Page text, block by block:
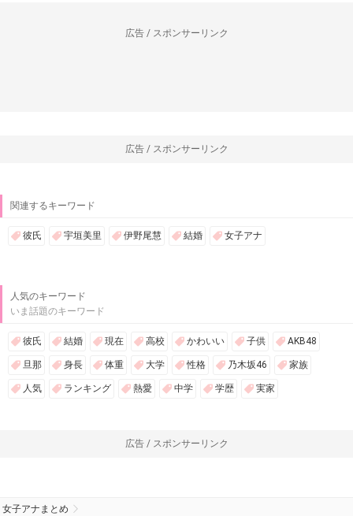
広告 / スポンサーリンク
広告 / スポンサーリンク
関連するキーワード
彼氏 宇垣美里 伊野尾慧 結婚 女子アナ
人気のキーワード
いま話題のキーワード
彼氏 結婚 現在 高校 かわいい 子供 AKB48
旦那 身長 体重 大学 性格 乃木坂46 家族
人気 ランキング 熱愛 中学 学歴 実家
広告 / スポンサーリンク
女子アナまとめ